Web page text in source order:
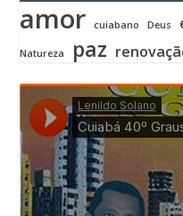
amor cuiabano Deus
Natureza paz